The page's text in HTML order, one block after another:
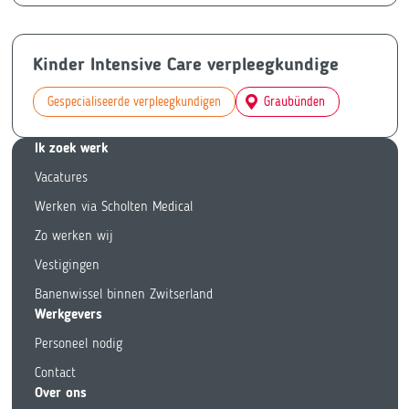
Kinder Intensive Care verpleegkundige
Gespecialiseerde verpleegkundigen Graubünden
Ik zoek werk
Vacatures
Werken via Scholten Medical
Zo werken wij
Vestigingen
Banenwissel binnen Zwitserland
Werkgevers
Personeel nodig
Contact
Over ons